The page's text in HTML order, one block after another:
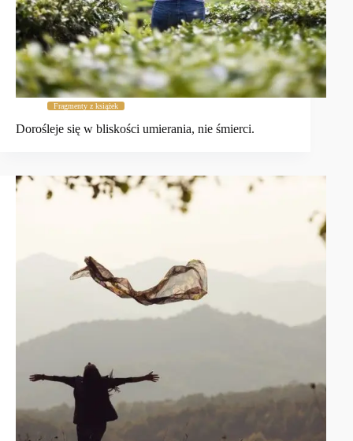
Fragmenty z książek
Dorośleje się w bliskości umierania, nie śmierci.